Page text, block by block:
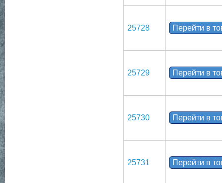
25728 Перейти в
25729 Перейти в
25730 Перейти в
25731 Перейти в